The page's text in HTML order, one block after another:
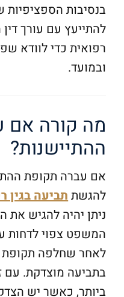
בנסיבות
להתייעץ עם עורך
רפואית כדי לוודא
ובמועד.
מה קורה אם
ההתיישנות?
אם עברה תקופת
להגשת תביעה בגין
ניתן יהיה להגיש את
המשפט צפוי לדחות
לאחר שחלפה תקופת
בתביעה מוצדקת. עם
ביותר, כאשר יש